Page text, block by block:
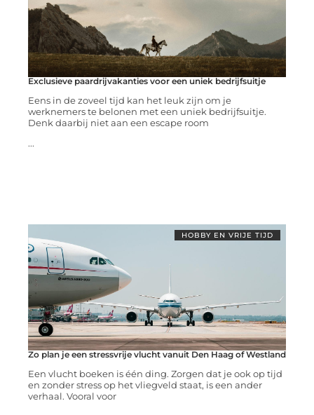
Exclusieve paardrijvakanties voor een uniek bedrijfsuitje
Eens in de zoveel tijd kan het leuk zijn om je
werknemers te belonen met een uniek bedrijfsuitje.
Denk daarbij niet aan een escape room
...
HOBBY EN VRIJE TIJD
Zo plan je een stressvrije vlucht vanuit Den Haag of Westland
Een vlucht boeken is één ding. Zorgen dat je ook op tijd
en zonder stress op het vliegveld staat, is een ander
verhaal. Vooral voor